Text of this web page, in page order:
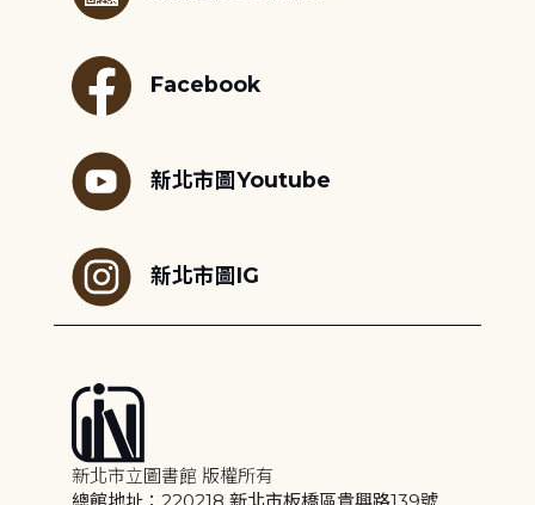
Facebook
新北市圖Youtube
新北市圖IG
新北市立圖書館 版權所有